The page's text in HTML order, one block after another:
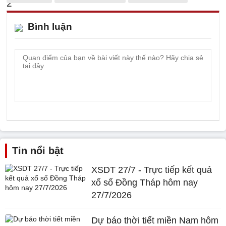
Bình luận
Tin nổi bật
XSDT 27/7 - Trực tiếp kết quả
xổ số Đồng Tháp hôm nay
27/7/2026
Dự báo thời tiết miền Nam hôm